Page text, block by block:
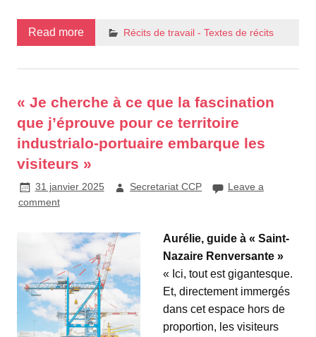
Read more Récits de travail - Textes de récits
« Je cherche à ce que la fascination
que j’éprouve pour ce territoire
industrialo-portuaire embarque les
visiteurs »
31 janvier 2025 Secretariat CCP
Leave a
comment
Aurélie, guide à « Saint-
Nazaire Renversante »
« Ici, tout est gigantesque.
Et, directement immergés
dans cet espace hors de
proportion, les visiteurs